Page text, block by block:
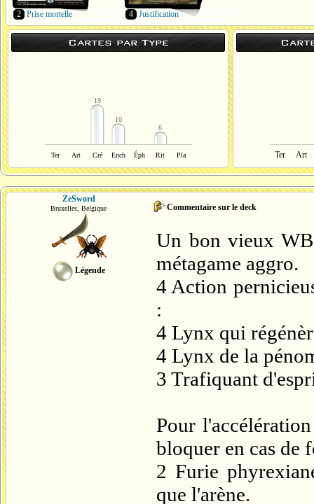
2 Prise mortelle 4 Justification
Cartes par Type
19
10
6
Ter Art Cré Ench Éph Rit Pla Ter Art
ZeSword
Bruxelles, Belgique
Légende
Commentaire sur le deck
Un bon vieux
métagame aggro.
4 Action
:
4 Lynx qui
4 Lynx de la
3 Trafiquant
Pour
bloquer en cas de
2 Furie
que l'arène.